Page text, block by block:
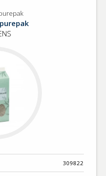
309822